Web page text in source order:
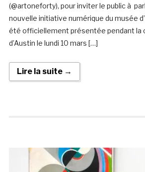
(@artoneforty), pour inviter le public à
nouvelle initiative numérique du musée
été officiellement présentée pendant la
d’Austin le lundi 10 mars […]
Lire la suite →